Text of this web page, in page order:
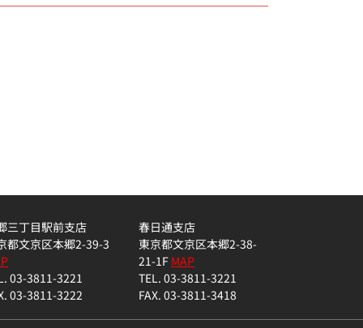
三丁目駅前支店
都文京区本郷2-39-3
03-3811-3221
03-3811-3222
春日通支店
東京都文京区本郷2-38-
21-1FMAP
TEL. 03-3811-3221
FAX. 03-3811-3418